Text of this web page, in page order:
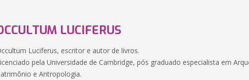
LUCIFERUS
Luciferus, escritor e autor de livros.
pela Universidade de Cambridge, pós graduado especialista em
e Antropologia.